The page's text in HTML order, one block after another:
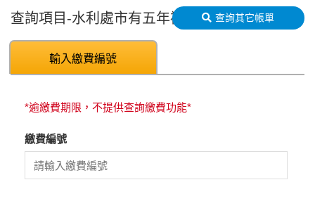
查詢項目-水利處市有五年補償金
輸入繳費編號
查詢其它帳單
*逾繳費期限，不提供查詢繳費功能*
繳費編號